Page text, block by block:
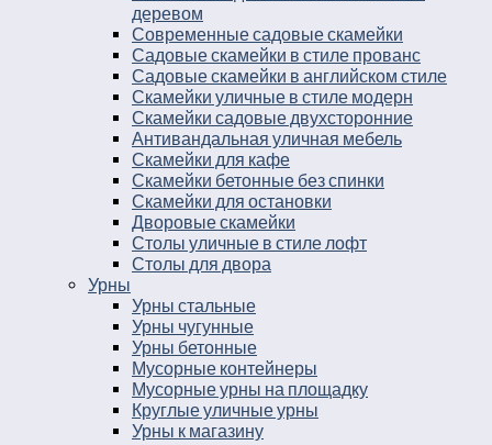
деревом
Современные садовые скамейки
Садовые скамейки в стиле прованс
Садовые скамейки в английском стиле
Скамейки уличные в стиле модерн
Скамейки садовые двухсторонние
Антивандальная уличная мебель
Скамейки для кафе
Скамейки бетонные без спинки
Скамейки для остановки
Дворовые скамейки
Столы уличные в стиле лофт
Столы для двора
Урны
Урны стальные
Урны чугунные
Урны бетонные
Мусорные контейнеры
Мусорные урны на площадку
Круглые уличные урны
Урны к магазину